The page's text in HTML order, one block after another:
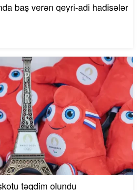
baş verən qeyri-adi hadisələr
təqdim olundu